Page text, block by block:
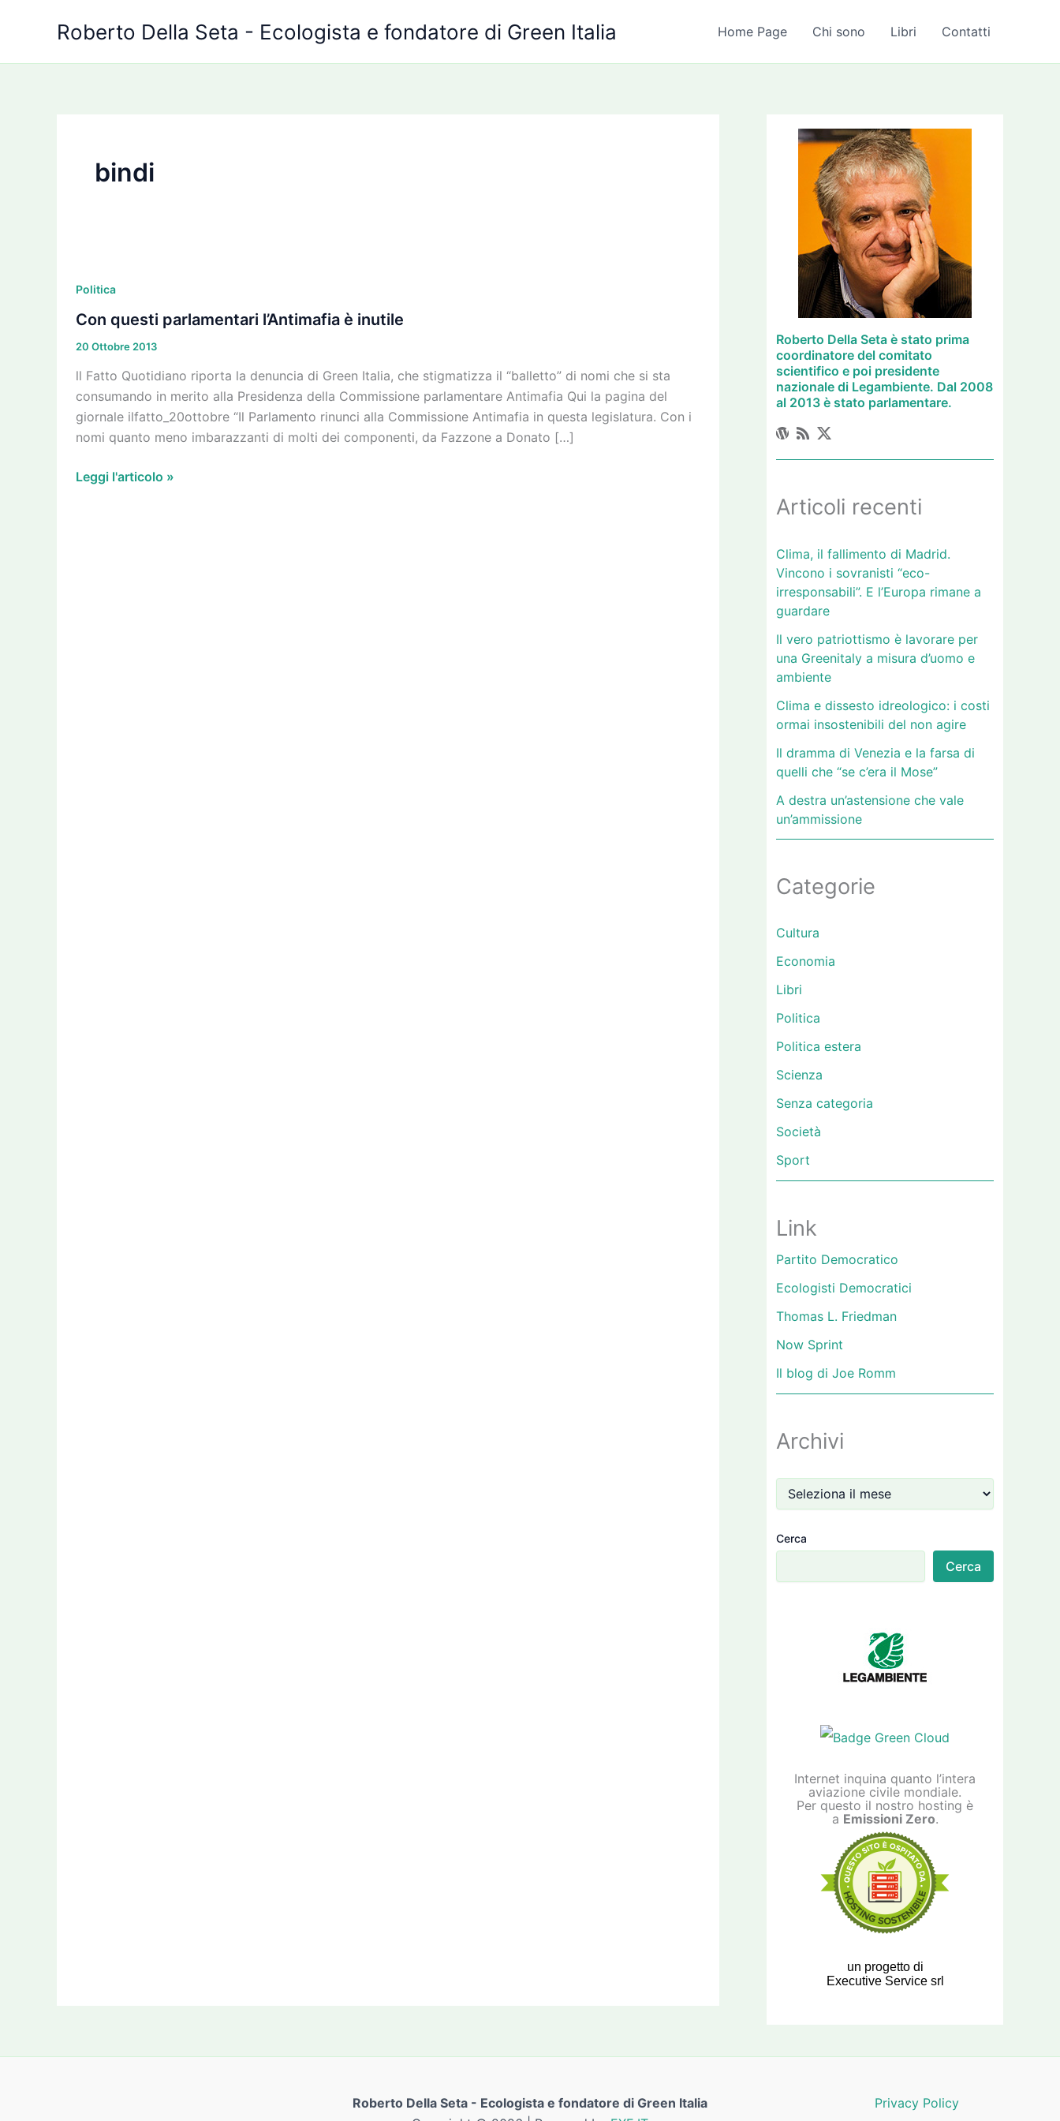
Roberto Della Seta - Ecologista e fondatore di Green Italia Home Page Chi sono Libri Contatti
bindi
Politica
Con questi parlamentari l’Antimafia è inutile
20 Ottobre 2013
ll Fatto Quotidiano riporta la denuncia di Green Italia, che stigmatizza il “balletto” di nomi che si sta
consumando in merito alla Presidenza della Commissione parlamentare Antimafia Qui la pagina del
giornale ilfatto_20ottobre “Il Parlamento rinunci alla Commissione Antimafia in questa legislatura. Con i
nomi quanto meno imbarazzanti di molti dei componenti, da Fazzone a Donato […]
questi
parlamentari
l’Antimafia
è
inutile
Leggi l'articolo »
Roberto Della Seta è stato prima
coordinatore del comitato
scientifico e poi presidente
nazionale di Legambiente. Dal 2008
al 2013 è stato parlamentare.
Articoli recenti
Clima, il fallimento di Madrid.
Vincono i sovranisti “eco-
irresponsabili”. E l’Europa rimane a
guardare
Il vero patriottismo è lavorare per
una Greenitaly a misura d’uomo e
ambiente
Clima e dissesto idreologico: i costi
ormai insostenibili del non agire
Il dramma di Venezia e la farsa di
quelli che “se c’era il Mose”
A destra un’astensione che vale
un’ammissione
Categorie
Cultura
Economia
Libri
Politica
Politica estera
Scienza
Senza categoria
Società
Sport
Link
Partito Democratico
Ecologisti Democratici
Thomas L. Friedman
Now Sprint
Il blog di Joe Romm
Archivi
c
Cerca
Cerca
Internet inquina quanto l’intera
aviazione civile mondiale.
Per questo il nostro hosting è
a Emissioni Zero.
un progetto di
Executive Service srl
Roberto Della Seta - Ecologista e fondatore di Green Italia
Privacy Policy